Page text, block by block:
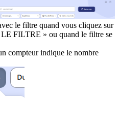
le filtre quand vous cliquez sur
FILTRE » ou quand le filtre se
compteur indique le nombre